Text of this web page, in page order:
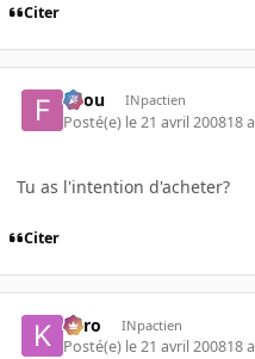
Citer
falou INpactien
Posté(e) le 21 avril 200818 a
Tu as l'intention d'acheter?
Citer
kyro INpactien
Posté(e) le 21 avril 200818 a